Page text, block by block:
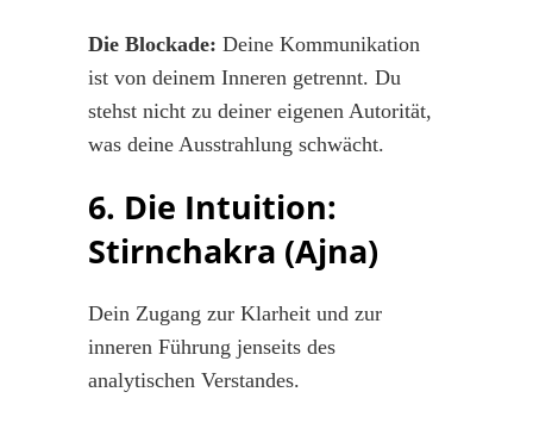
Die Blockade: Deine Kommunikation
ist von deinem Inneren getrennt. Du
stehst nicht zu deiner eigenen Autorität,
was deine Ausstrahlung schwächt.
6. Die Intuition:
Stirnchakra (Ajna)
Dein Zugang zur Klarheit und zur
inneren Führung jenseits des
analytischen Verstandes.